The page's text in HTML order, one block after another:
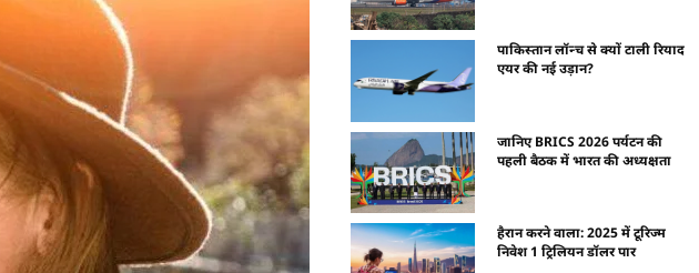
पाकिस्तान लॉन्च से क्यों टाली रियाद
एयर की नई उड़ान?
जानिए BRICS 2026 पर्यटन की
पहली बैठक में भारत की अध्यक्षता
हैरान करने वाला: 2025 में टूरिज्म
निवेश 1 ट्रिलियन डॉलर पार